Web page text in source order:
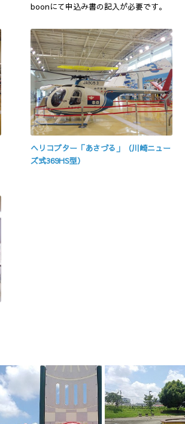
boonにて申込み書の記入が必要です。
ヘリコプター「あさづる」（川崎ニュー
ズ式369HS型）